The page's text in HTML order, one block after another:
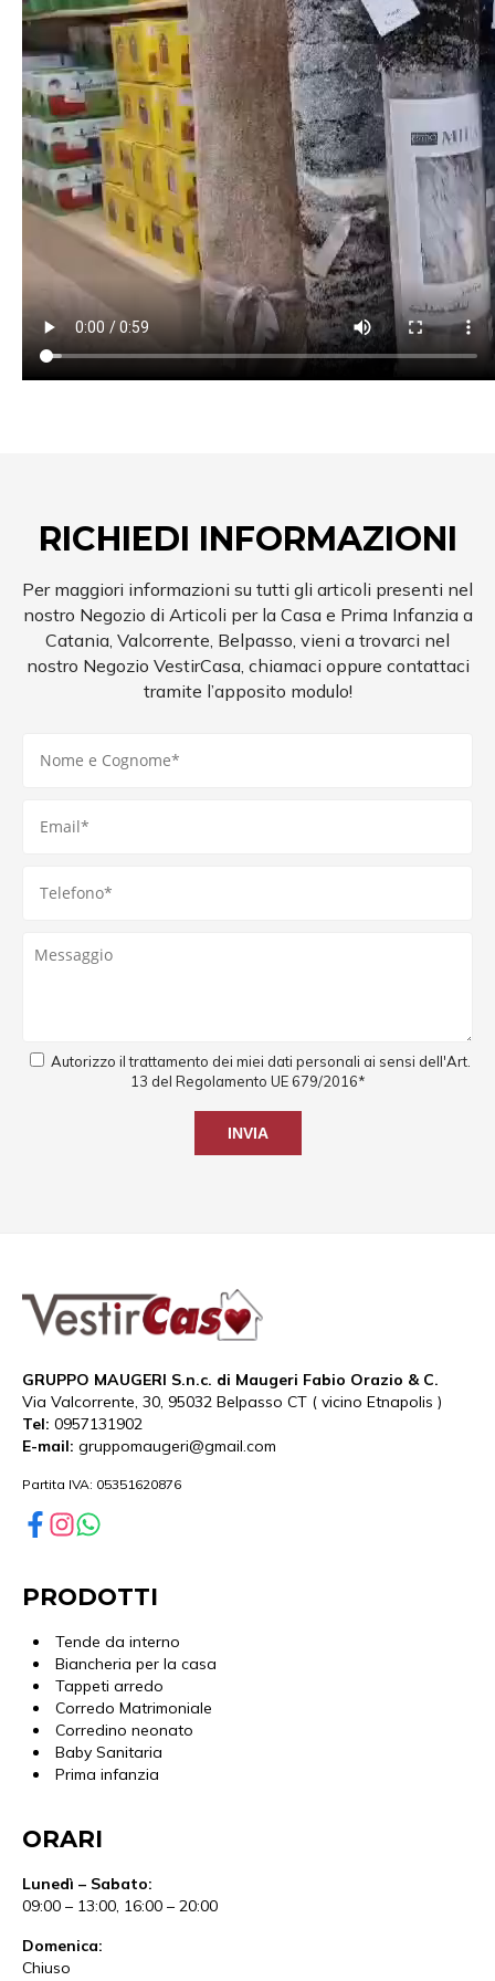
RICHIEDI INFORMAZIONI
Per maggiori informazioni su tutti gli articoli presenti nel
nostro Negozio di Articoli per la Casa e Prima Infanzia a
Catania, Valcorrente, Belpasso, vieni a trovarci nel
nostro Negozio VestirCasa, chiamaci oppure contattaci
tramite l’apposito modulo!
Autorizzo il trattamento dei miei dati personali ai sensi dell'Art.
13 del Regolamento UE 679/2016*
Si prega di lasciare vuoto
GRUPPO MAUGERI S.n.c. di Maugeri Fabio Orazio & C.
Via Valcorrente, 30, 95032 Belpasso CT ( vicino Etnapolis )
Tel: 0957131902
E-mail: gruppomaugeri@gmail.com
Partita IVA: 05351620876
PRODOTTI
Tende da interno
Biancheria per la casa
Tappeti arredo
Corredo Matrimoniale
Corredino neonato
Baby Sanitaria
Prima infanzia
ORARI
Lunedì – Sabato:
09:00 – 13:00, 16:00 – 20:00
Domenica:
Chiuso